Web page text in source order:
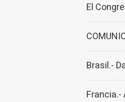
El
Brasil.-